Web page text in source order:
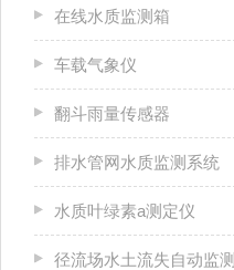
在线水质监测箱
车载气象仪
翻斗雨量传感器
排水管网水质监测系统
水质叶绿素a测定仪
径流场水土流失自动监测系统